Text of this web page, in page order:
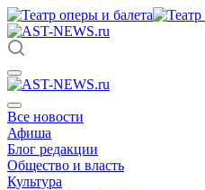
Все новости
Афиша
Блог редакции
Общество и власть
Культура